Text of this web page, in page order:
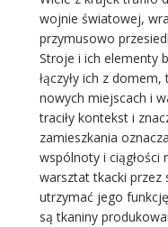
wojnie światowej,
przymusowo
Stroje i ich elementy
łączyły ich z
nowych miejscach i
traciły kontekst i
zamieszkania
wspólnoty i ciągłości
warsztat tkacki przez
utrzymać jego
są tkaniny